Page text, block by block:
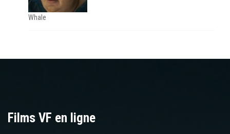
Whale
Films VF en ligne